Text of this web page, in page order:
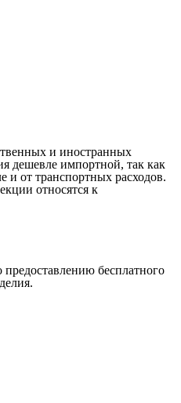
и иностранных
дешевле импортной, так как
и от транспортных расходов.
относятся к
предоставлению бесплатного